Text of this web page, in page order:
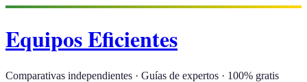
Equipos Eficientes
Comparativas independientes · Guías de expertos · 100% gratis